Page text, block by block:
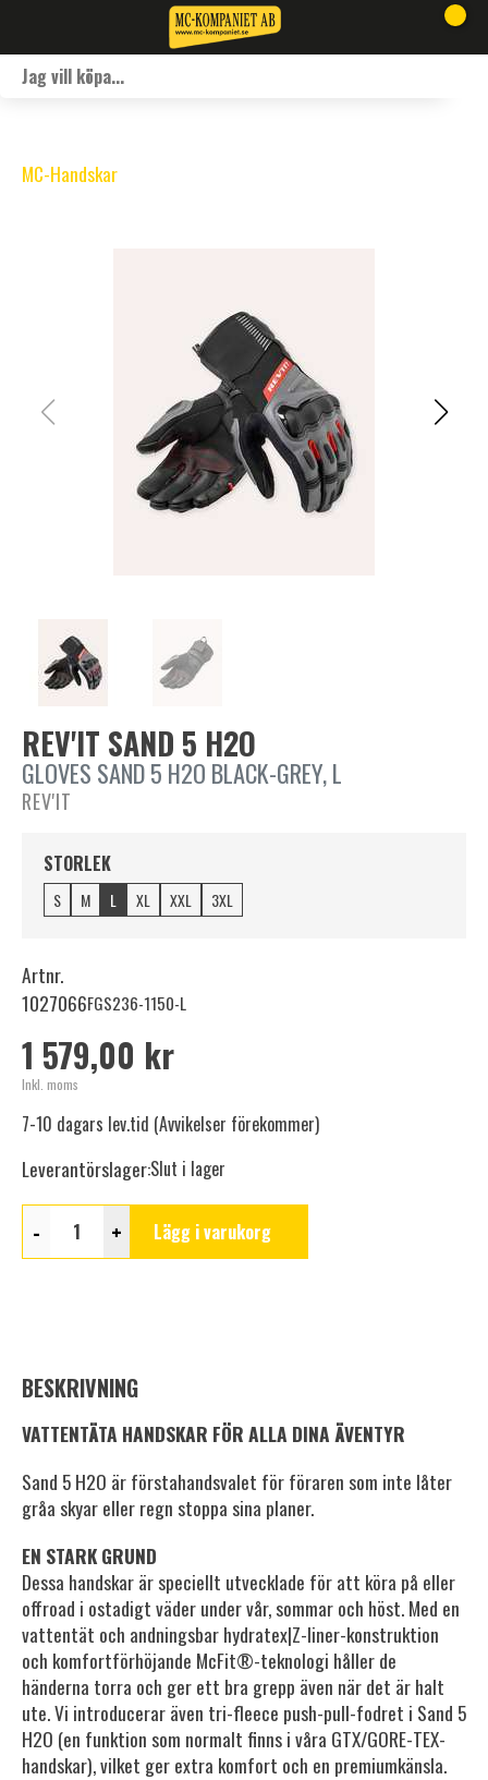
MC-Handskar
REV'IT SAND 5 H2O
GLOVES SAND 5 H2O BLACK-GREY, L
REV'IT
STORLEK
S M L XL XXL 3XL
Artnr.
1027066FGS236-1150-L
1 579,00 kr
Inkl. moms
7-10 dagars lev.tid (Avvikelser förekommer)
Leverantörslager:Slut i lager
- + Lägg i varukorg
BESKRIVNING
VATTENTÄTA HANDSKAR FÖR ALLA DINA ÄVENTYR
Sand 5 H2O är förstahandsvalet för föraren som inte låter
gråa skyar eller regn stoppa sina planer.
EN STARK GRUND
Dessa handskar är speciellt utvecklade för att köra på eller
offroad i ostadigt väder under vår, sommar och höst. Med en
vattentät och andningsbar hydratex|Z-liner-konstruktion
och komfortförhöjande McFit®-teknologi håller de
händerna torra och ger ett bra grepp även när det är halt
ute. Vi introducerar även tri-fleece push-pull-fodret i Sand 5
H2O (en funktion som normalt finns i våra GTX/GORE-TEX-
handskar), vilket ger extra komfort och en premiumkänsla.